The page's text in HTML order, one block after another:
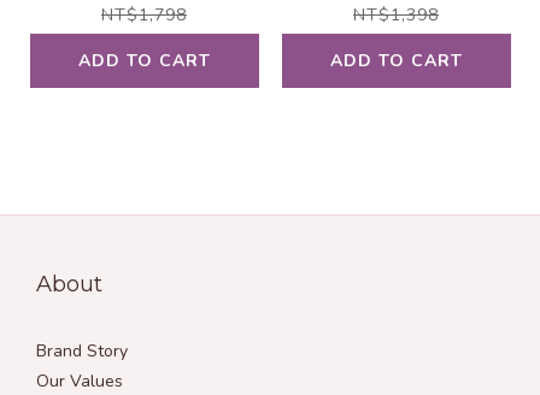
露x1+百香果籽拋光去
角質凝膠x1)
NT$1,798
ADD TO CART
NT$1,398
ADD TO CART
About
Brand Story
Our Values